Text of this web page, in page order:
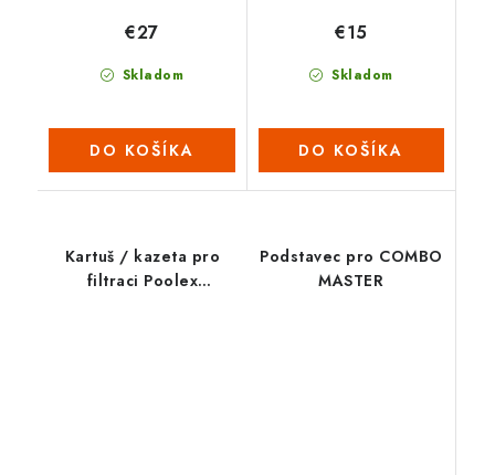
Skladom
€27
DO KOŠÍKA
Skladom
€15
DO KOŠÍKA
Kartuš / kazeta pro
filtraci Poolex
Podstavec pro COMBO
MASTER